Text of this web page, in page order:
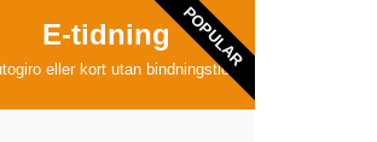
E-tidning
eller kort utan bindningstid
POPULAR